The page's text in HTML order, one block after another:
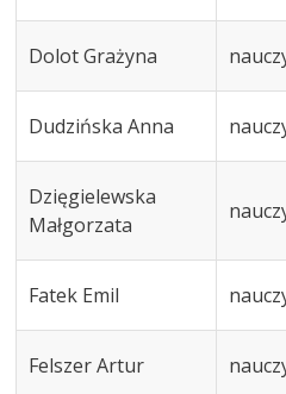
Dolot Grażyna
Dudzińska Anna
Dzięgielewska
Małgorzata
Fatek Emil
Felszer Artur